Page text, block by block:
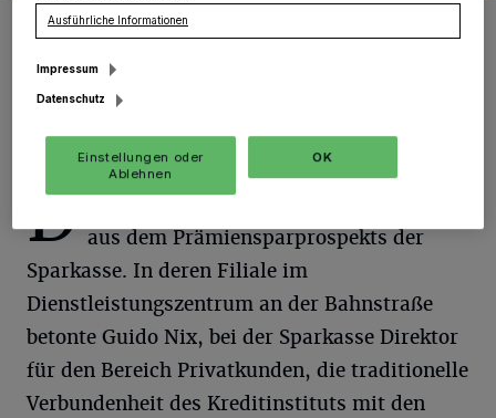
Viel Freude über den Geldsegen, den die Sparkasse möglich
machte.
D aus dem Prämiensparprospekts der
Sparkasse. In deren Filiale im
Dienstleistungszentrum an der Bahnstraße
betonte Guido Nix, bei der Sparkasse Direktor
für den Bereich Privatkunden, die traditionelle
Verbundenheit des Kreditinstituts mit den
Ausführliche Informationen
Impressum
Datenschutz
Einstellungen oder
Ablehnen
OK